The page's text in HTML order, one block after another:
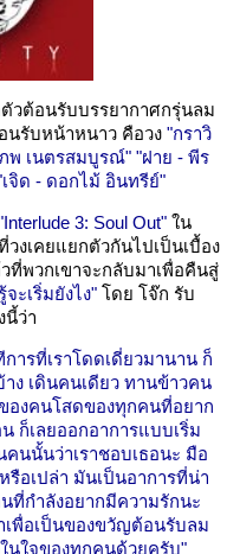
ตัวต้อนรับบรรยากาศกรุ่นลม
นรับหน้าหนาว คือวง "กราวิ
พ เนตรสมบูรณ์" "ฝาย - พีร
เจิด - ดอกไม้ อินทรีย์"
3: Soul Out" ใน
งเคยแยกตัวกันไปเป็นเบื้อง
ที่พวกเขาจะกลับมาเพื่อคืนสู่
จะเริ่มยังไง" โดย โจ๊ก รับ
นี้ว่า
การที่เราโดดเดี่ยวมานาน ก็
ง เดินคนเดียว ทานข้าวคน
ของคนโสดของทุกคนที่อยาก
ก็เลยออกอาการแบบเริ่ม
นนั้นว่าเราชอบเธอนะ มือ
รือเปล่า มันเป็นอาการที่น่า
ที่กำลังอยากมีความรักนะ
เพื่อเป็นของขวัญต้อนรับลม
ในใจของทุกคนด้วยครับ"